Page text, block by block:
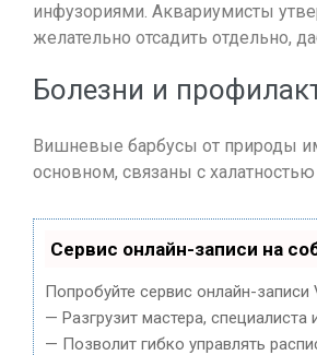
инфузориями. Аквариумисты
желательно отсадить отдельно,
Болезни и
Вишневые барбусы от природы
основном, связаны с
Сервис онлайн-записи на
Попробуйте сервис онлайн-
— Разгрузит мастера, специалиста
— Позволит гибко управлять